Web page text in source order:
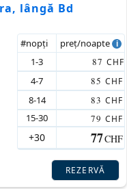
lângă Bd
#nopţi
preţ/noapte
1-3
87 CHF
4-7 85 CHF
8-14 83 CHF
15-30 79 CHF
+30 77CHF
REZERVĂ